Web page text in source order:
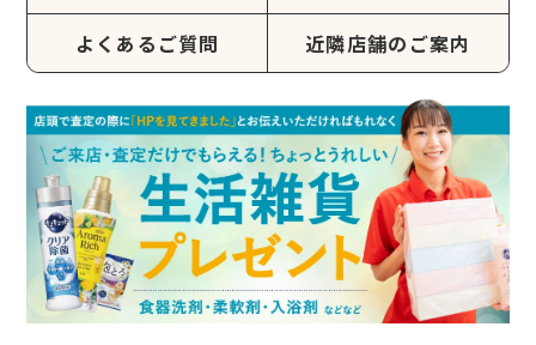
よくあるご質問 近隣店舗のご案内